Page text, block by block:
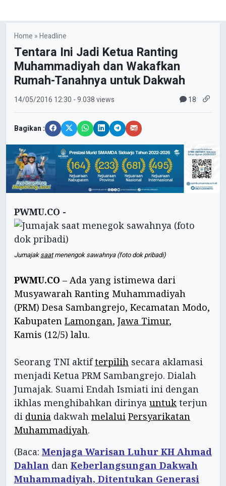
Home »Headline
Tentara Ini Jadi Ketua Ranting
Muhammadiyah dan Wakafkan
Rumah-Tanahnya untuk Dakwah
14/05/2016 12:30 - 9.038 views 18
Bagikan :
PWMU.CO -
Jumajaksaatmenengok sawahnya (foto dok pribadi)
PWMU.CO – Ada yang istimewa dari
Musyawarah Ranting Muhammadiyah
(PRM) Desa Sambangrejo, Kecamatan Modo,
Kabupaten Lamongan, Jawa Timur,
Kamis (12/5) lalu.
Seorang TNI aktifterpilih secara aklamasi
menjadi Ketua PRM Sambangrejo. Dialah
Jumajak. Suami Endah Ismiati ini dengan
ikhlas menghibahkan dirinya untuk terjun
di dunia dakwah melalui Persyarikatan
Muhammadiyah.
(Baca: Menjaga Warisan Luhur KH Ahmad
Dahlan dan Keberlangsungan Dakwah
Muhammadiyah, Ditentukan Generasi